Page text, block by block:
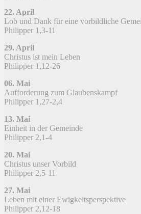
22. April
Lob und Dank für eine vorbildliche
Philipper 1,3-11
29. April
Christus ist mein Leben
Philipper 1,12-26
06. Mai​
Aufforderung zum Glaubenskampf
Philipper 1,27-2,4
13. Mai​
Einheit in der Gemeinde
Philipper 2,1-4
20. Mai​
Christus unser Vorbild
Philipper 2,5-11
27. Mai​
Leben mit einer Ewigkeitsperspektive
Philipper 2,12-18